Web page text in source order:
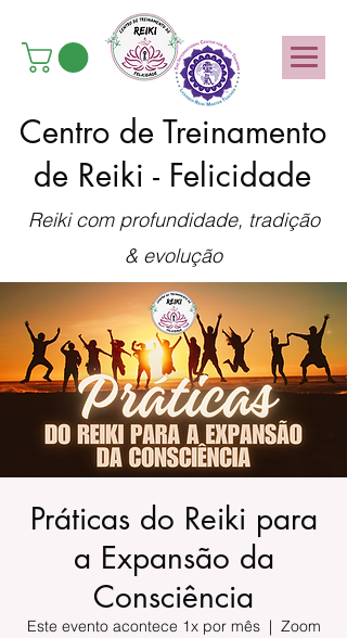
Centro de Treinamento
de Reiki - Felicidade
Reiki com profundidade, tradição
& evolução
Práticas do Reiki para
a Expansão da
Consciência
Este evento acontece 1x por mês
  |
Zoom